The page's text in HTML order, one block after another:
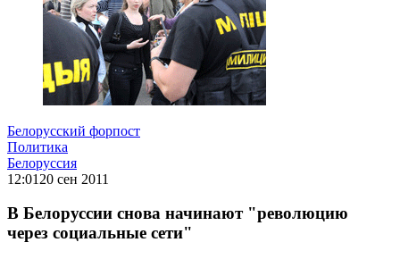
Белорусский форпост
Политика
Белоруссия
12:01 20 сен 2011
В Белоруссии снова начинают "революцию
через социальные сети"